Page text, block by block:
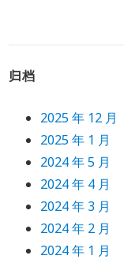
归档
2025 年 12 月
2025 年 1 月
2024 年 5 月
2024 年 4 月
2024 年 3 月
2024 年 2 月
2024 年 1 月